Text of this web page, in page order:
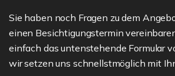
Sie haben noch Fragen zu dem
einen Besichtigungstermin
einfach das untenstehende Formular
wir setzen uns schnellstmöglich mit